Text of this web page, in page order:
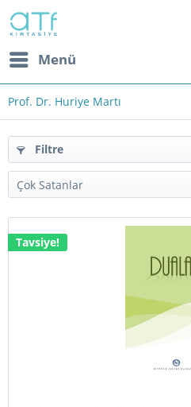
Menü
Prof. Dr. Huriye Martı
Filtre
Tavsiye!